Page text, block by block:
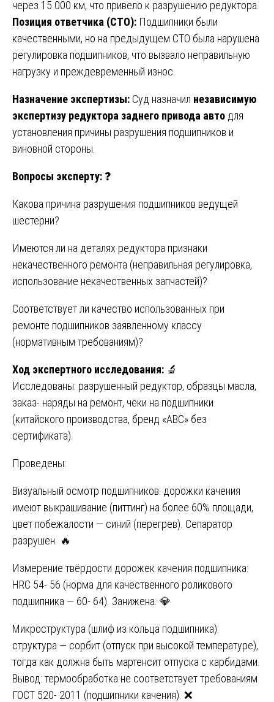
через 15 000 км, что привело к разрушению редуктора.
Позиция ответчика (СТО): Подшипники были
качественными, но на предыдущем СТО была нарушена
регулировка подшипников, что вызвало неправильную
нагрузку и преждевременный износ.
Назначение экспертизы: Суд назначил независимую
экспертизу редуктора заднего привода авто для
установления причины разрушения подшипников и
виновной стороны.
Вопросы эксперту: ❓
Какова причина разрушения подшипников ведущей
шестерни?
Имеются ли на деталях редуктора признаки
некачественного ремонта (неправильная регулировка,
использование некачественных запчастей)?
Соответствует ли качество использованных при
ремонте подшипников заявленному классу
(нормативным требованиям)?
Ход экспертного исследования: 🔬
Исследованы: разрушенный редуктор, образцы масла,
заказ- наряды на ремонт, чеки на подшипники
(китайского производства, бренд «ABC» без
сертификата).
Проведены:
Визуальный осмотр подшипников: дорожки качения
имеют выкрашивание (питтинг) на более 60% площади,
цвет побежалости — синий (перегрев). Сепаратор
разрушен. 🔥
Измерение твёрдости дорожек качения подшипника:
HRC 54- 56 (норма для качественного роликового
подшипника — 60- 64). Занижена. 💎
Микроструктура (шлиф из кольца подшипника):
структура — сорбит (отпуск при высокой температуре),
тогда как должна быть мартенсит отпуска с карбидами.
Вывод: термообработка не соответствует требованиям
ГОСТ 520- 2011 (подшипники качения). ❌